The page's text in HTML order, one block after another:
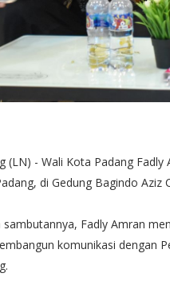
(LN) - Wali Kota Padang
di Gedung Bagindo Aziz
sambutannya, Fadly Amran
komunikasi dengan